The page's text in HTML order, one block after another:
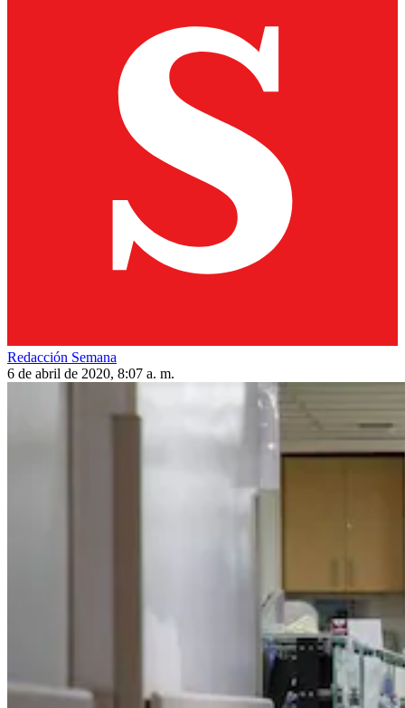
Redacción Semana
6 de abril de 2020, 8:07 a. m.